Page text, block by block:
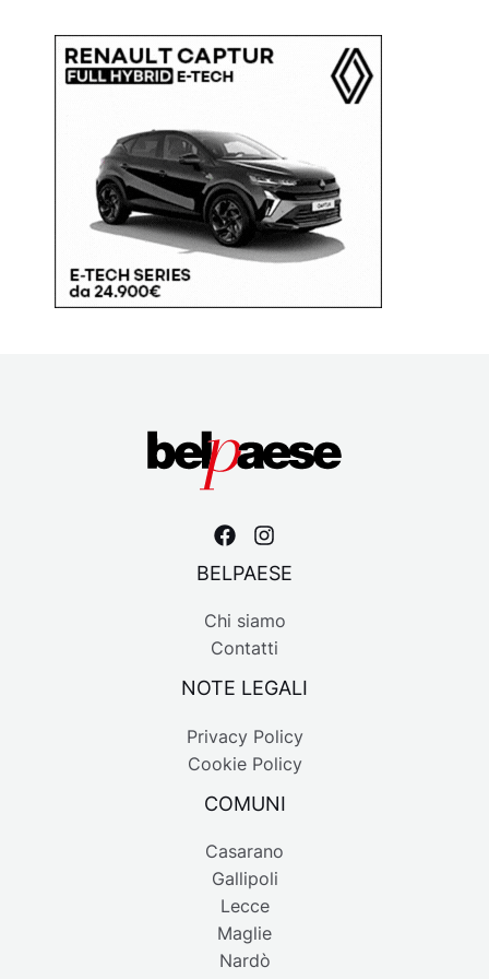
BELPAESE
Chi siamo
Contatti
NOTE LEGALI
Privacy Policy
Cookie Policy
COMUNI
Casarano
Gallipoli
Lecce
Maglie
Nardò